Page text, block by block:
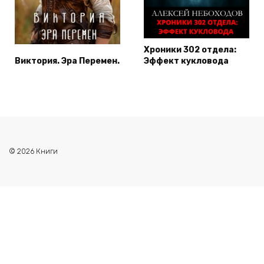
Виктория. Эра Перемен.
Хроники 302 отдела:
Эффект кукловода
© 2026 Книги